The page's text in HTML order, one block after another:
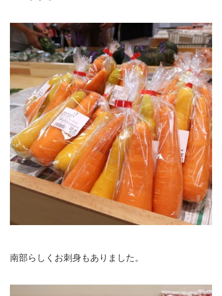
南部らしくお刺身もありました。